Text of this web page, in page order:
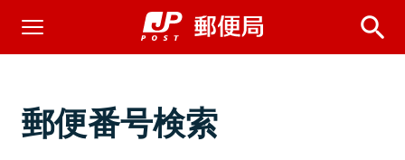
郵便番号検索